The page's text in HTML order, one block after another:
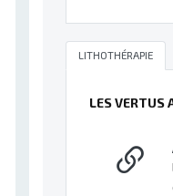
LITHOTHÉRAPIE
LES VERTUS